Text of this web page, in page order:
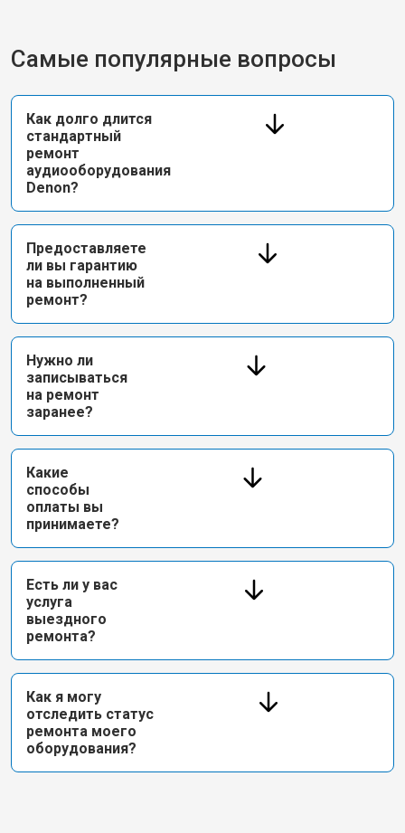
Самые популярные вопросы
Как долго длится
стандартный
ремонт
аудиооборудования
Denon?
Предоставляете
ли вы гарантию
на выполненный
ремонт?
Нужно ли
записываться
на ремонт
заранее?
Какие
способы
оплаты вы
принимаете?
Есть ли у вас
услуга
выездного
ремонта?
Как я могу
отследить статус
ремонта моего
оборудования?